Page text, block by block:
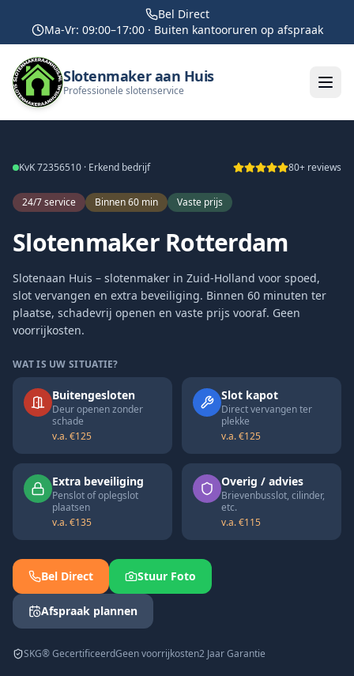
Bel Direct
Ma-Vr: 09:00–17:00 · Buiten kantooruren op afspraak
Slotenmaker aan Huis
Professionele slotenservice
KvK 72356510 · Erkend bedrijf 80+ reviews
24/7 service Binnen 60 min Vaste prijs
Slotenmaker Rotterdam
Slotenaan Huis – slotenmaker in Zuid-Holland voor spoed,
slot vervangen en extra beveiliging. Binnen 60 minuten ter
plaatse, schadevrij openen en vaste prijs vooraf. Geen
voorrijkosten.
WAT IS UW SITUATIE?
Buitengesloten
Deur openen zonder
schade
v.a. €125
Slot kapot
Direct vervangen ter
plekke
v.a. €125
Extra beveiliging
Penslot of oplegslot
plaatsen
v.a. €135
Overig / advies
Brievenbusslot, cilinder,
etc.
v.a. €115
Bel Direct Stuur Foto
Afspraak plannen
SKG® GecertificeerdGeen voorrijkosten2 Jaar Garantie
Snel, transparant en
professioneel geholpen